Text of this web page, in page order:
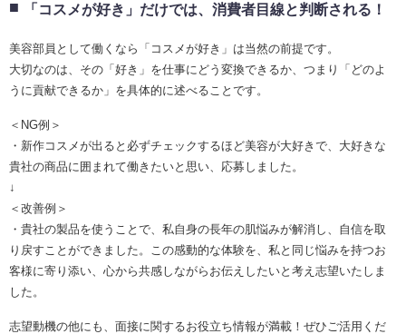
「コスメが好き」だけでは、消費者目線と判断される！
美容部員として働くなら「コスメが好き」は当然の前提です。
大切なのは、その「好き」を仕事にどう変換できるか、つまり「どのよ
うに貢献できるか」を具体的に述べることです。
＜NG例＞
・新作コスメが出ると必ずチェックするほど美容が大好きで、大好きな
貴社の商品に囲まれて働きたいと思い、応募しました。
↓
＜改善例＞
・貴社の製品を使うことで、私自身の長年の肌悩みが解消し、自信を取
り戻すことができました。この感動的な体験を、私と同じ悩みを持つお
客様に寄り添い、心から共感しながらお伝えしたいと考え志望いたしま
した。
志望動機の他にも、面接に関するお役立ち情報が満載！ぜひご活用くだ